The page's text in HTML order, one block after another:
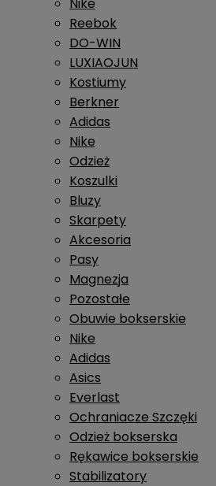
Reebok
DO-WIN
LUXIAOJUN
Kostiumy
Berkner
Adidas
Nike
Odzież
Koszulki
Bluzy
Skarpety
Akcesoria
Pasy
Magnezja
Pozostałe
Obuwie bokserskie
Nike
Adidas
Asics
Everlast
Ochraniacze Szczęki
Odzież bokserska
Rękawice bokserskie
Stabilizatory